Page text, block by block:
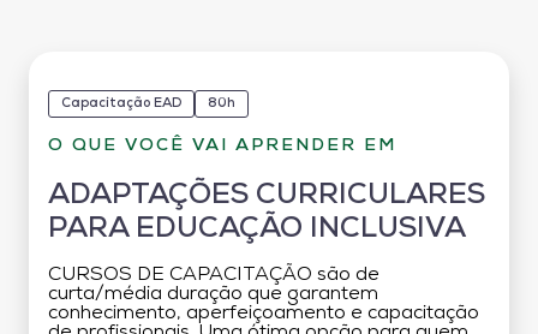
Capacitação EAD 80h
O QUE VOCÊ VAI APRENDER EM
ADAPTAÇÕES CURRICULARES
PARA EDUCAÇÃO INCLUSIVA
CURSOS DE CAPACITAÇÃO são de
curta/média duração que garantem
conhecimento, aperfeiçoamento e capacitação